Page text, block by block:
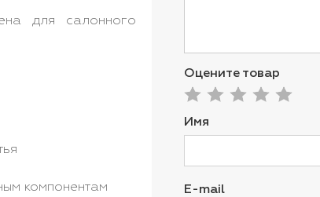
для салонного
компонентам
Оцените товар
Имя
E-mail